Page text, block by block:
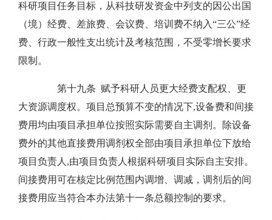
科研项目任务目标，从科技研发资金中列支的因公出国
（境）经费、差旅费、会议费、培训费不纳入“三公”经
费、行政一般性支出统计及考核范围，不受零增长要求
限制。
第十九条 赋予科研人员更大经费支配权、更
大资源调度权。项目总预算不变的情况下,设备费和间接
费用均由项目承担单位按照实际需要自主调剂。除设备
费外的其他直接费用调剂权全部由项目承担单位下放给
项目负责人,由项目负责人根据科研项目实际自主安排。
间接费用可在核定比例范围内调增、调减，调剂后的间
接费用应当符合本办法第十一条总额控制的要求。